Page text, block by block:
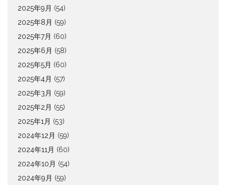
2025年9月 (54)
2025年8月 (59)
2025年7月 (60)
2025年6月 (58)
2025年5月 (60)
2025年4月 (57)
2025年3月 (59)
2025年2月 (55)
2025年1月 (53)
2024年12月 (59)
2024年11月 (60)
2024年10月 (54)
2024年9月 (59)